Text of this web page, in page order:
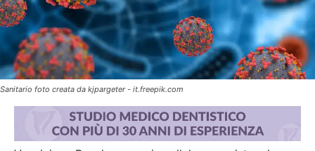
Sanitario foto creata da kjpargeter - it.freepik.com